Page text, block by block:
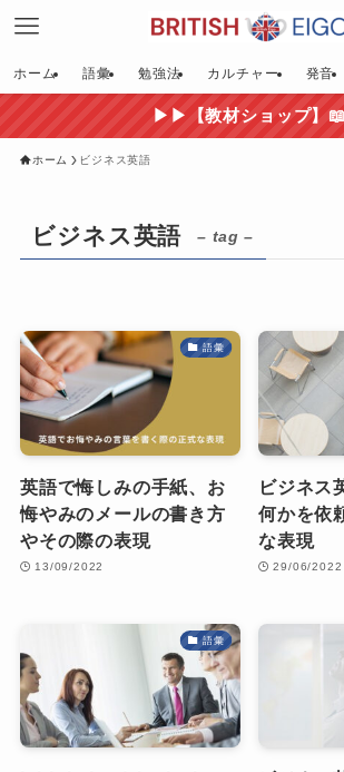
ホーム 語彙 勉強法 カルチャー 発音
▶▶【教材ショップ】📖
ホーム ビジネス英語
ビジネス英語 – tag –
語彙
英語で悔しみの手紙、お
悔やみのメールの書き方
やその際の表現
13/09/2022
ビジネス
何かを依
な表現
29/06/2022
語彙